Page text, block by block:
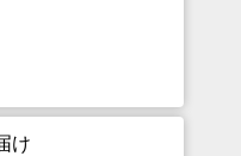
け